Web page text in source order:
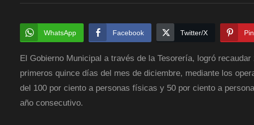
WhatsApp Facebook Twitter/X
El Gobierno Municipal a través de la Tesorería, logró
primeros quince días del mes de diciembre, mediante los
del 100 por ciento a personas físicas y 50 por ciento a
año consecutivo.